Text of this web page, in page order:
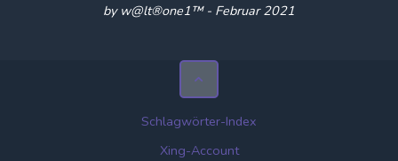
by w@lt®one1™ - Februar 2021
Schlagwörter-Index
Xing-Account